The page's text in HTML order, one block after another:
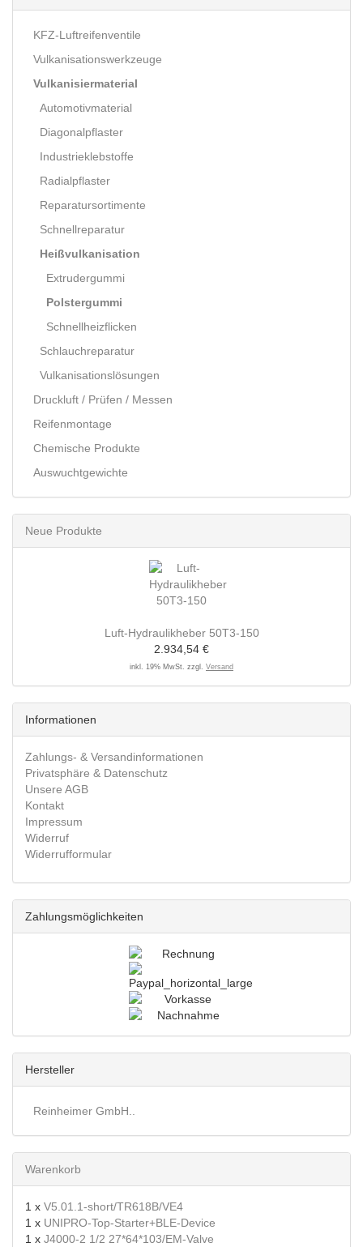
KFZ-Luftreifenventile
Vulkanisationswerkzeuge
Vulkanisiermaterial
Automotivmaterial
Diagonalpflaster
Industrieklebstoffe
Radialpflaster
Reparatursortimente
Schnellreparatur
Heißvulkanisation
Extrudergummi
Polstergummi
Schnellheizflicken
Schlauchreparatur
Vulkanisationslösungen
Druckluft / Prüfen / Messen
Reifenmontage
Chemische Produkte
Auswuchtgewichte
Neue Produkte
Luft-Hydraulikheber 50T3-150
2.934,54 €
inkl. 19% MwSt. zzgl. Versand
Informationen
Zahlungs- & Versandinformationen
Privatsphäre & Datenschutz
Unsere AGB
Kontakt
Impressum
Widerruf
Widerrufformular
Zahlungsmöglichkeiten
Hersteller
Reinheimer GmbH..
Warenkorb
1 x V5.01.1-short/TR618B/VE4
1 x UNIPRO-Top-Starter+BLE-Device
1 x J4000-2 1/2 27*64*103/EM-Valve